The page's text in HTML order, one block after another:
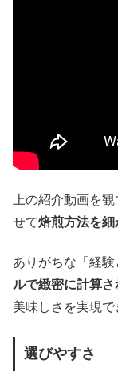
上の紹介動画を
せて焙煎方法を細
ありがちな「経験
ルで緻密に計算
美味しさを実現で
選びやすさ